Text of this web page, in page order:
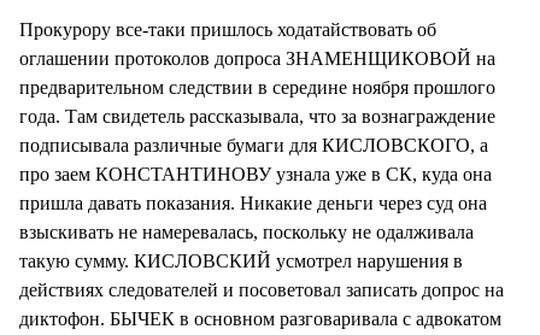
Прокурору все-таки пришлось ходатайствовать об
оглашении протоколов допроса ЗНАМЕНЩИКОВОЙ на
предварительном следствии в середине ноября прошлого
года. Там свидетель рассказывала, что за вознаграждение
подписывала различные бумаги для КИСЛОВСКОГО, а
про заем КОНСТАНТИНОВУ узнала уже в СК, куда она
пришла давать показания. Никакие деньги через суд она
взыскивать не намеревалась, поскольку не одалживала
такую сумму. КИСЛОВСКИЙ усмотрел нарушения в
действиях следователей и посоветовал записать допрос на
диктофон. БЫЧЕК в основном разговаривала с адвокатом